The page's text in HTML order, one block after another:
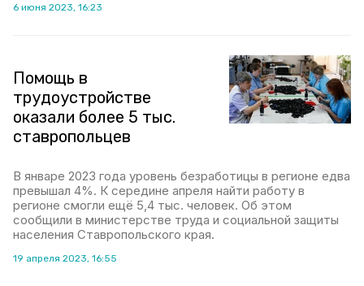
6 июня 2023, 16:23
Помощь в
трудоустройстве
оказали более 5 тыс.
ставропольцев
В январе 2023 года уровень безработицы в регионе едва
превышал 4%. К середине апреля найти работу в
регионе смогли ещё 5,4 тыс. человек. Об этом
сообщили в министерстве труда и социальной защиты
населения Ставропольского края.
19 апреля 2023, 16:55